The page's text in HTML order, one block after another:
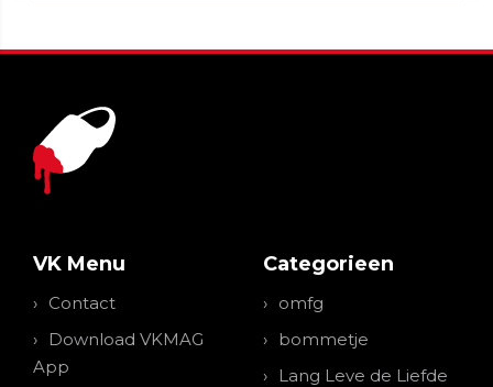
VK Menu
Contact
Download VKMAG
App
Categorieen
omfg
bommetje
Lang Leve de Liefde